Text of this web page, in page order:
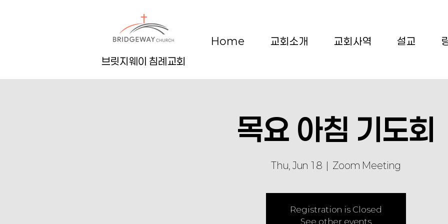
Home 교회소개 교회사역 설교
브릿지웨이 침례교회
목요 아침 기도회
Thu, Jun 18 Zoom Meeting
Registration is Closed
See other events